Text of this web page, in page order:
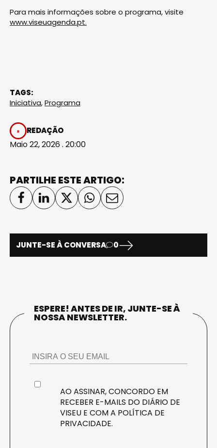
Para mais informações sobre o programa, visite
www.viseuagenda.pt.
TAGS:
Iniciativa,Programa
REDAÇÃO
Maio 22, 2026 . 20:00
PARTILHE ESTE ARTIGO:
JUNTE-SE À CONVERSA 0
ESPERE! ANTES DE IR, JUNTE-SE À
NOSSA NEWSLETTER.
AO ASSINAR, CONCORDO EM
RECEBER E-MAILS DO DIÁRIO DE
VISEU E COM A POLÍTICA DE
PRIVACIDADE.